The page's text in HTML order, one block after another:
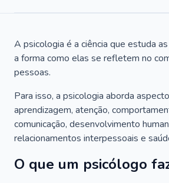
A psicologia é a ciência que estuda
a forma como elas se refletem no
pessoas.
Para isso, a psicologia aborda
aprendizagem, atenção,
comunicação, desenvolvimento
relacionamentos interpessoais e
O que um psicólogo